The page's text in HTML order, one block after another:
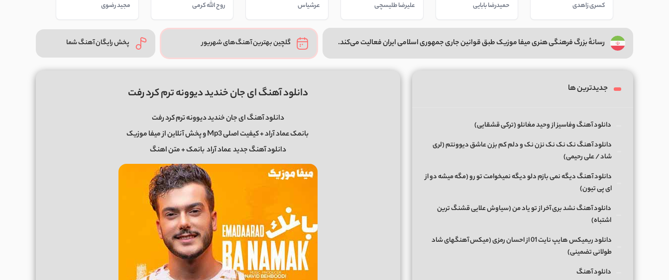
کسری زاهدی حمیدرضا بابایی علیرضا طلیسچی عرشیاس روح الله کرمی مجید رضوی
رسانهٔ بزرگ فرهنگی هنری میفا موزیک طبق قوانین جاری جمهوری اسلامی ایران فعالیت می‌کند. گلچین بهترین آهنگ‌های شهریور پخش رایگان آهنگ شما
دانلود آهنگ ای جان خندید دیوونه ترم کرد رفت
دانلود آهنگ ای جان خندید دیوونه ترم کرد رفت
بانمک عماد آراد + کیفیت اصلی Mp3 و پخش آنلاین از میفا موزیک
دانلود آهنگ جدیدعماد آرادبانمک + متن اهنگ
جدیدترین ها
دانلود آهنگ وفاسیز از وحید مغانلو (ترکی قشقایی)
دانلود آهنگ نک نک نک نزن نک و دلم کم بزن عاشق دیوونتم (لری
شاد / علی رحیمی)
دانلود آهنگ دیگه نمی بازم دلو دیگه نمیخوامت تو رو (مگه میشه دو از
ای پی تیون)
دانلود آهنگ نشد بری آخر از تو یاد من (سیاوش علایی قشنگ ترین
اشتباه)
دانلود ریمیکس هایپ نایت 01 از احسان رمزی (میکس آهنگهای شاد
طولانی تضمینی)
دانلود آهنگ